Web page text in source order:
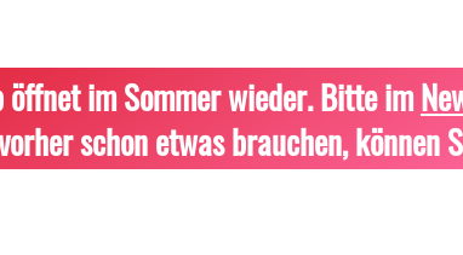
öffnet im Sommer wieder. Bitte im
schon etwas brauchen, können